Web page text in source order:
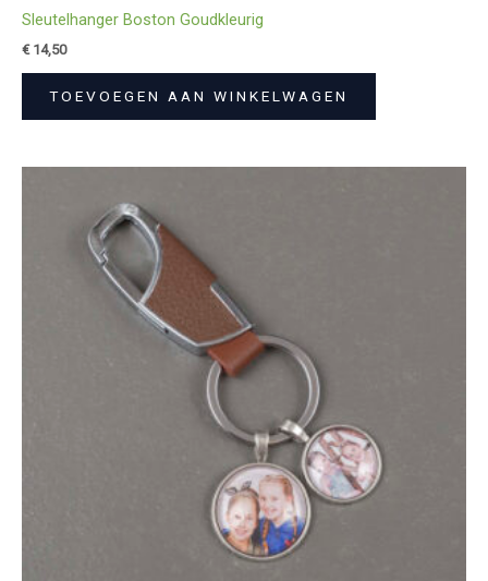
Sleutelhanger Boston Goudkleurig
€14,50
TOEVOEGEN AAN WINKELWAGEN